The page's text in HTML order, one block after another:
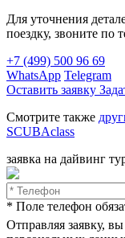
Для уточнения
поездку, звоните по
+7 (499) 500 96 69
WhatsApp Telegram
Оставить заявку
Смотрите также
SCUBAclass
заявка на дайвинг
* Поле телефон
Отправляя заявку,